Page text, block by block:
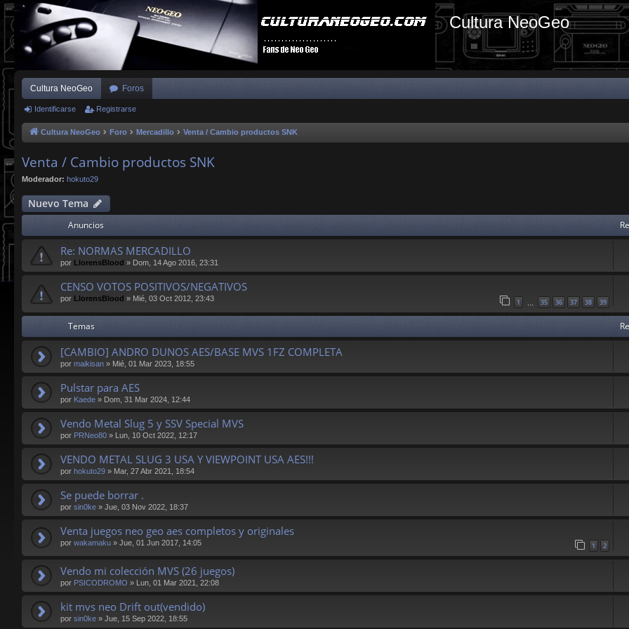
Cultura NeoGeo
Cultura NeoGeo Foros
Identificarse Registrarse
Cultura NeoGeo Foro Mercadillo Venta / Cambio productos SNK
Venta / Cambio productos SNK
Moderador: hokuto29
Nuevo Tema
Anuncios
Re: NORMAS MERCADILLO
por LlorensBlood » Dom, 14 Ago 2016, 23:31
CENSO VOTOS POSITIVOS/NEGATIVOS
por LlorensBlood » Mié, 03 Oct 2012, 23:43 1 35 36 37 38 39
Temas
[CAMBIO] ANDRO DUNOS AES/BASE MVS 1FZ COMPLETA
por maikisan » Mié, 01 Mar 2023, 18:55
Pulstar para AES
por Kaede » Dom, 31 Mar 2024, 12:44
Vendo Metal Slug 5 y SSV Special MVS
por PRNeo80 » Lun, 10 Oct 2022, 12:17
VENDO METAL SLUG 3 USA Y VIEWPOINT USA AES!!!
por hokuto29 » Mar, 27 Abr 2021, 18:54
Se puede borrar .
por sin0ke » Jue, 03 Nov 2022, 18:37
Venta juegos neo geo aes completos y originales
por wakamaku » Jue, 01 Jun 2017, 14:05 1 2
Vendo mi colección MVS (26 juegos)
por PSICODROMO » Lun, 01 Mar 2021, 22:08
kit mvs neo Drift out(vendido)
por sin0ke » Jue, 15 Sep 2022, 18:55